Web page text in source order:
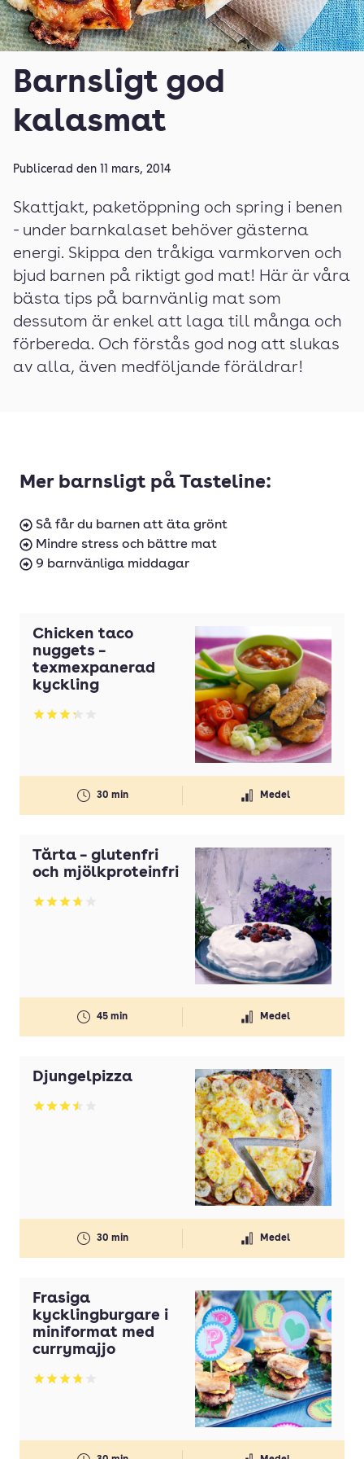
Barnsligt god
kalasmat
Publicerad den 11 mars, 2014
Skattjakt, paketöppning och spring i benen
- under barnkalaset behöver gästerna
energi. Skippa den tråkiga varmkorven och
bjud barnen på riktigt god mat! Här är våra
bästa tips på barnvänlig mat som
dessutom är enkel att laga till många och
förbereda. Och förstås god nog att slukas
av alla, även medföljande föräldrar!
Mer barnsligt på Tasteline:
Så får du barnen att äta grönt
Mindre stress och bättre mat
9 barnvänliga middagar
Chicken taco
nuggets –
texmexpanerad
kyckling
Betyg: 3.29 av 5
30 min Medel
Tårta – glutenfri
och mjölkproteinfri
Betyg: 3.69 av 5
45 min Medel
Djungelpizza
Betyg: 3.52 av 5
30 min Medel
Frasiga
kycklingburgare i
miniformat med
currymajjo
Betyg: 3.82 av 5